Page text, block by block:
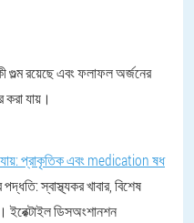
গুল্ম রয়েছে এবং ফলাফল অর্জনের
করা যায়।
প্রাকৃতিক এবং medication ষধ
স্বাস্থ্যকর খাবার, বিশেষ
ইরেক্টাইল ডিসঅংশানশন